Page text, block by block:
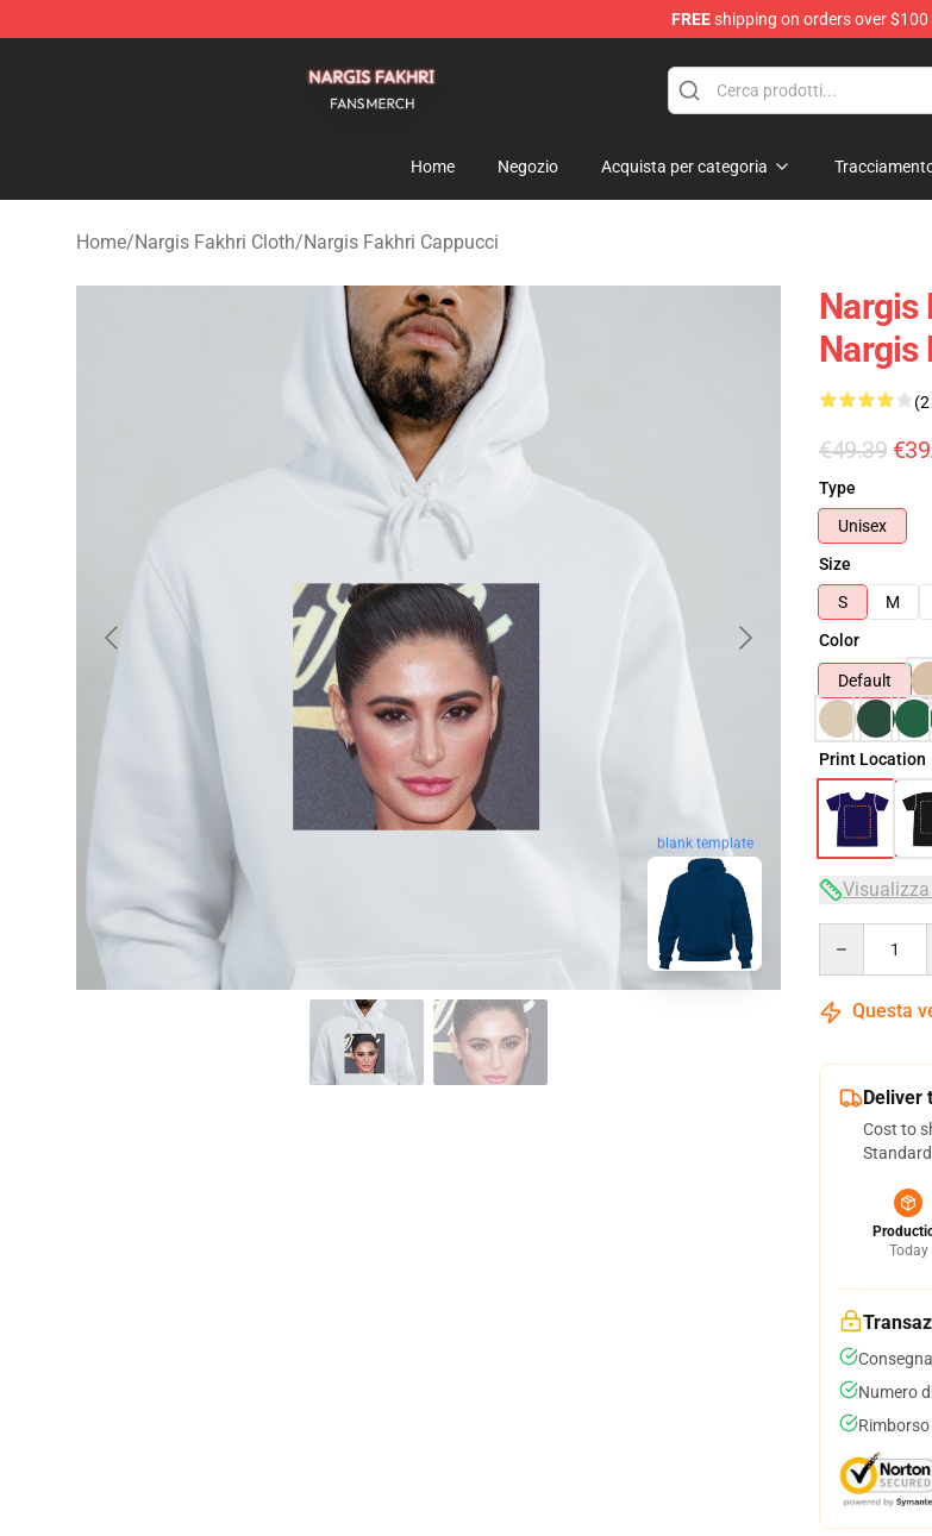
FREEshipping on orders over $100
Home Negozio Acquista per categoria
Home/Nargis Fakhri Cloth/Nargis Fakhri Cappucci
blank template
Nargis
Nargis
€49.39
Type
Unisex
Size
S
M
Color
Default
Print Location
Questa
Deliver
Cost to
Today
Numero